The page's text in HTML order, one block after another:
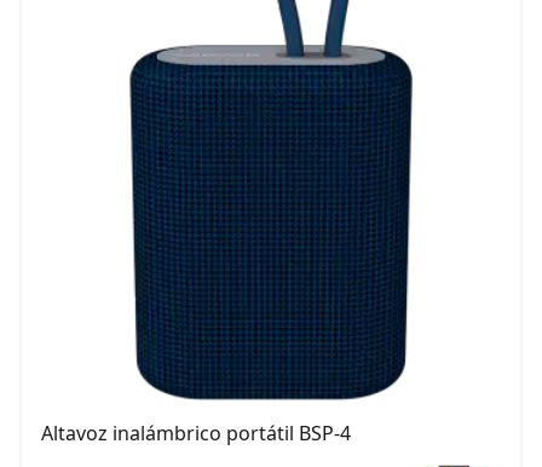
Altavoz inalámbrico portátil BSP-4